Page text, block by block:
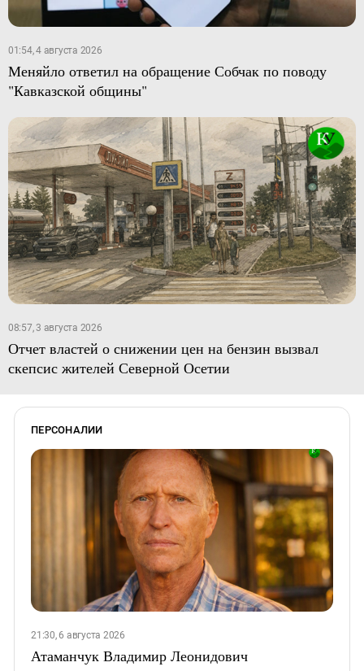
01:54, 4 августа 2026
Меняйло ответил на обращение Собчак по поводу
"Кавказской общины"
08:57, 3 августа 2026
Отчет властей о снижении цен на бензин вызвал
скепсис жителей Северной Осетии
ПЕРСОНАЛИИ
21:30, 6 августа 2026
Атаманчук Владимир Леонидович